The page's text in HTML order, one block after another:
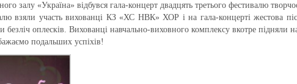
залу «Україна» відбувся гала-концерт двадцять третього фестивалю
участь вихованці КЗ «ХС НВК» ХОР і на гала-концерті жестова
оплесків. Вихованці навчально-виховного комплексу вкотре підняли
подальших успіхів!